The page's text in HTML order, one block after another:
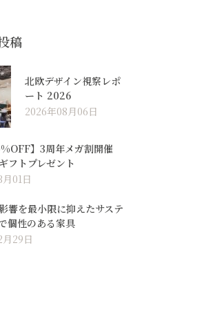
稿
北欧デザイン視察レポ
ート 2026
2026年08月06日
】3周年メガ割開催
フトプレゼント
01日
響を最小限に抑えたサステ
個性のある家具
29日